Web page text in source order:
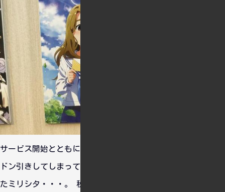
サービス開始とともにアカウントを作ったものの、ガチぶりに
ドン引きしてしまって早々にログインゲーとなってしまってい
たミリシタ・・・。 秋葉原の喫茶店で2時間ダイマされ、そこ